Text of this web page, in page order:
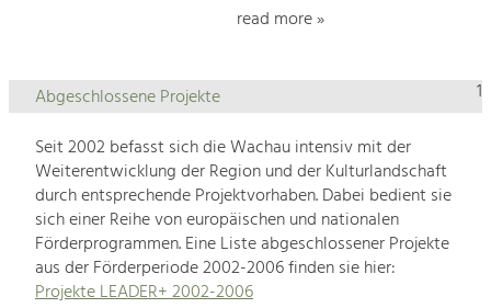
read more »
1
Abgeschlossene Projekte
Seit 2002 befasst sich die Wachau intensiv mit der
Weiterentwicklung der Region und der Kulturlandschaft
durch entsprechende Projektvorhaben. Dabei bedient sie
sich einer Reihe von europäischen und nationalen
Förderprogrammen. Eine Liste abgeschlossener Projekte
aus der Förderperiode 2002-2006 finden sie hier:
Projekte LEADER+ 2002-2006